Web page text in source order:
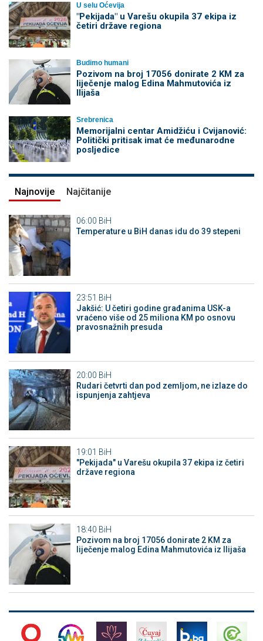
U selu Oćevija
"Pekijada" u Varešu okupila 37 ekipa iz
četiri države regiona
Budimo humani
Pozivom na broj 17056 donirate 2 KM za
liječenje malog Edina Mahmutovića iz
Ilijaša
Srebrenica
Memorijalni centar Amidžiću i Cvijanović:
Politički pritisak imat će međunarodne
posljedice
Najnovije Najčitanije
06:00 BiH
Temperature u BiH danas idu do 39 stepeni
23:51 BiH
Jakšić: U četiri godine građanima USK-a
vraćeno više od 25 miliona KM po osnovu
pravosnažnih presuda
20:00 BiH
Rudari četvrti dan pod zemljom, ne izlaze do
ispunjenja zahtjeva
19:01 BiH
"Pekijada" u Varešu okupila 37 ekipa iz četiri
države regiona
18:40 BiH
Pozivom na broj 17056 donirate 2 KM za
liječenje malog Edina Mahmutovića iz Ilijaša